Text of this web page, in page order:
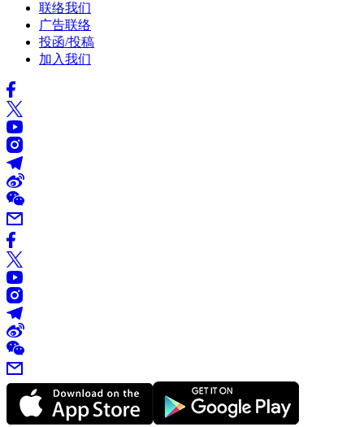
联络我们
广告联络
投函/投稿
加入我们